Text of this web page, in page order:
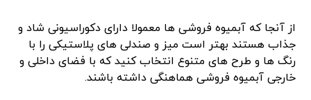
از آنجا که آبمیوه ‌فروشی ها معمولا دارای دکوراسیونی شاد و
جذاب هستند بهتر است میز و صندلی های پلاستیکی را با
رنگ ها و طرح های متنوع انتخاب کنید که با فضای داخلی و
خارجی آبمیوه فروشی هماهنگی داشته باشند.